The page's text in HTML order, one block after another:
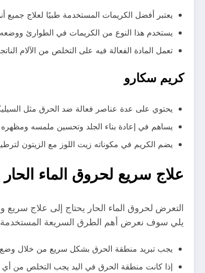
يعتبر أفضل الكريمات المستخدمة طبيًا لعلاج جميع
يستخدم هذا النوع من الكريمات في الطوارئ
تعمل المادة الفعالة فيه على التخلص من الآلام
كريم سكارو
يحتوي على عدة عناصر فعالة ضد الحرق مثل
يساهم في إعادة بناء الجلد وتحسين ملمسه
يضم الكريم في مكوناته زيت اللوز مع الزيتون
علاج سريع لحروق الماء الحار
التعرض لحروق الماء الحار يحتاج إلى علاج
يلي سوف نعرض أهم الطرق السريعة المستخدمة
يجب تبريد منطقة الحرق بشكل سريع من خلال وضع قطعة
إذا كانت منطقة الحرق في اليد يجب التخلص من أي